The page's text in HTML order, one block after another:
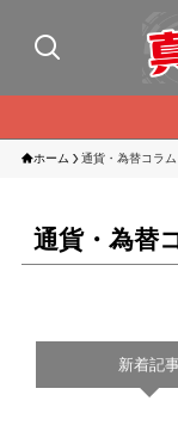
ホーム 通貨・為替コラム
通貨・為替
新着記